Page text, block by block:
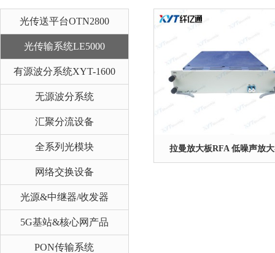
光传送平台OTN2800
光传输系统LE5000
有源波分系统XYT-1600
无源波分系统
汇聚分流设备
全系列光模块
网络交换设备
光源&中继器/收发器
5G基站&核心网产品
PON传输系统
拉曼放大板RFA 低噪声放